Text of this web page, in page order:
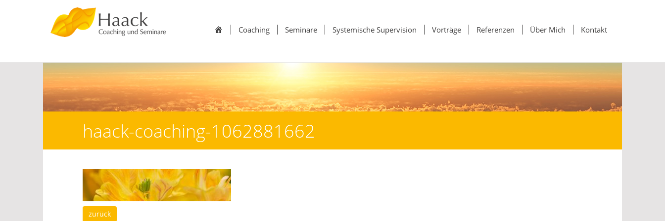
Startseite
Coaching Seminare Systemische Supervision Vorträge Referenzen Über Mich Kontakt
haack-coaching-1062881662
zurück